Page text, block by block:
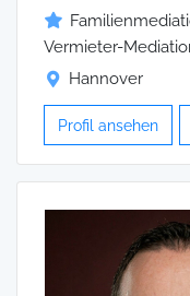
Vermieter-
Hannover
Profil ansehen